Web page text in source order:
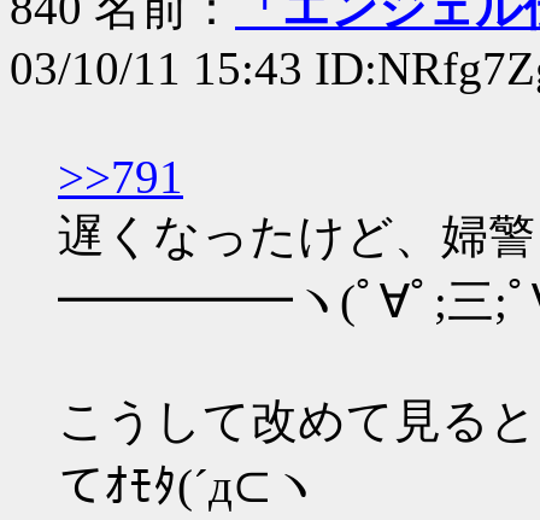
03/10/11 15:43
>>791
遅くなったけど、婦
━━━━━ヽ(ﾟ∀ﾟ;三;
こうして改めて見る
てｵﾓﾀ(´д⊂ヽ